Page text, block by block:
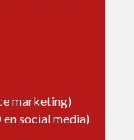
marketing)
social media)